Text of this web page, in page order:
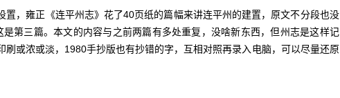
，雍正《连平州志》花了40页纸的篇幅来讲连平州的建置，原文不分段也没
第三篇。本文的内容与之前两篇有多处重复，没啥新东西，但州志是这样记
刷或浓或淡，1980手抄版也有抄错的字，互相对照再录入电脑，可以尽量还原